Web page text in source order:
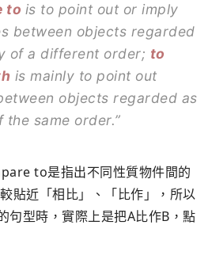
to is to point out or imply
between objects regarded
of a different order; to
is mainly to point out
objects regarded as
the same order.”
to是指出不同性質物件間的
貼近「相比」、「比作」，所以
型時，實際上是把A比作B，點